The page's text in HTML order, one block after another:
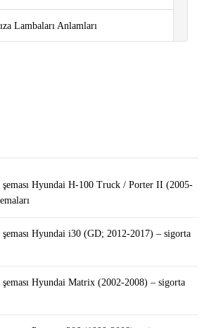
Lambaları Anlamları
Hyundai H-100 Truck / Porter II (2005-
Hyundai i30 (GD; 2012-2017) – sigorta
Hyundai Matrix (2002-2008) – sigorta